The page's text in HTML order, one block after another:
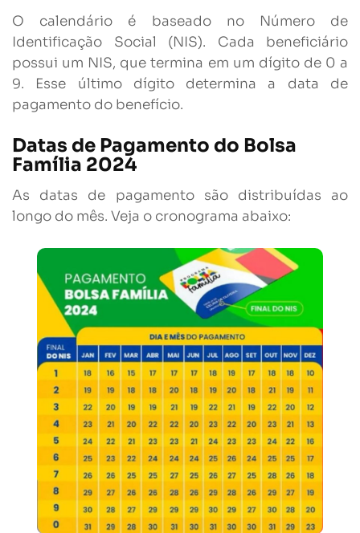
O calendário é baseado no Número de
Identificação Social (NIS). Cada beneficiário
possui um NIS, que termina em um dígito de 0 a
9. Esse último dígito determina a data de
pagamento do benefício.
Datas de Pagamento do Bolsa
Família 2024
As datas de pagamento são distribuídas ao
longo do mês. Veja o cronograma abaixo: